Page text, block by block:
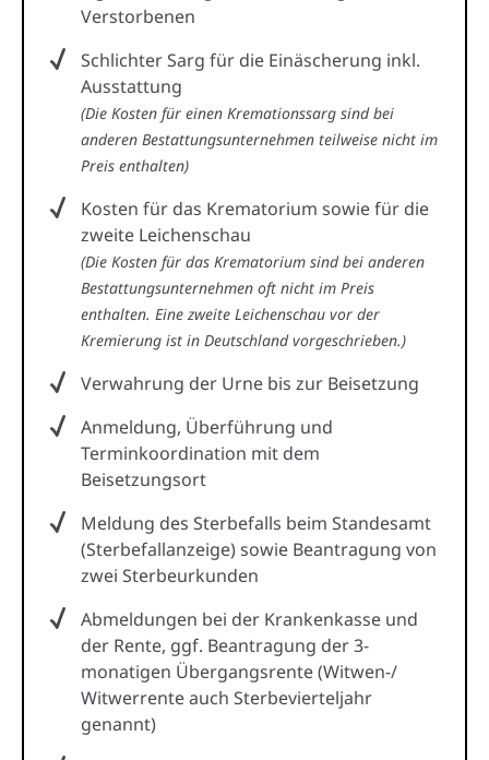
Verstorbenen
Schlichter Sarg für die Einäscherung inkl.
Ausstattung
(Die Kosten für einen Kremationssarg sind bei
anderen Bestattungsunternehmen teilweise nicht im
Preis enthalten)
Kosten für das Krematorium sowie für die
zweite Leichenschau
(Die Kosten für das Krematorium sind bei anderen
Bestattungsunternehmen oft nicht im Preis
enthalten. Eine zweite Leichenschau vor der
Kremierung ist in Deutschland vorgeschrieben.)
Verwahrung der Urne bis zur Beisetzung
Anmeldung, Überführung und
Terminkoordination mit dem
Beisetzungsort
Meldung des Sterbefalls beim Standesamt
(Sterbefallanzeige) sowie Beantragung von
zwei Sterbeurkunden
Abmeldungen bei der Krankenkasse und
der Rente, ggf. Beantragung der 3-
monatigen Übergangsrente (Witwen-/
Witwerrente auch Sterbevierteljahr
genannt)